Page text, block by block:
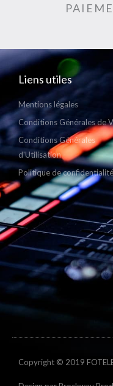
Liens utiles
Mentions légales
Conditions Générales de
Conditions Générales
d'Utilisation
Politique de confidentialité
Copyright © 2019